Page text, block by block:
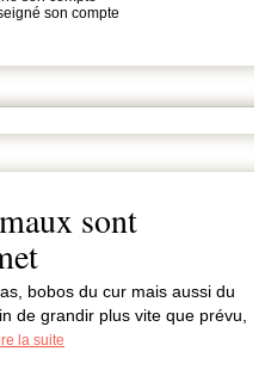
son compte
sont
bobos du cur mais aussi du
de grandir plus vite que prévu,
la suite